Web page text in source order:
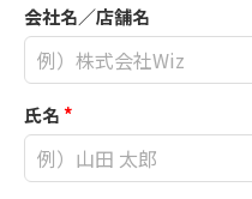
会社名／店舗名
氏名*